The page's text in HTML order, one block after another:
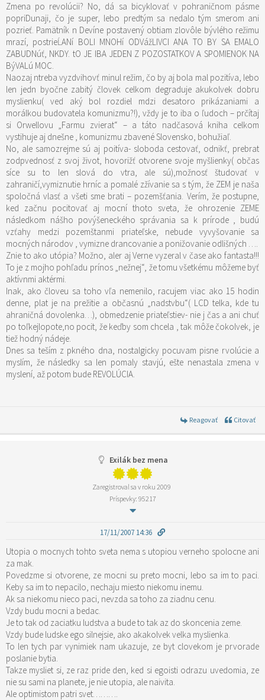
Zmena po revolúcii? No, dá sa bicyklovať v pohraničnom pásme
popriDunaji, čo je super, lebo predtým sa nedalo tým smerom ani
pozrieť. Pamätník n Devíne postavený obtiam zlovôle bývlého režimu
mrazí, postrieĹANí BOLI MNOHí ODVážLIVCI ANA TO BY SA EMALO
ZABUDNúť, NKDY. tO JE IBA JEDEN Z POZOSTATKOV A SPOMIENOK NA
BýVALú MOC.
Naozaj ntreba vyzdvihovť minul režim, čo by aj bola mal pozitíva, lebo
len jedn byočne zabitý človek celkom degraduje akukolvek dobru
myslienku( ved aký bol rozdiel mdzi desatoro prikázaniami a
morálkou budovatela komunizmu?!), vždy je to iba o ľudoch – prčítaj
si Orwellovu „Farmu zvierat“ – a táto nadčasová kniha celkom
vystihuje aj dnešne , komunizmu zbavené Slovensko, bohužiaľ.
No, ale samozrejme sú aj poitíva- sloboda cestovať, odnikť, prebrat
zodpvednosť z svoj život, hovorižť otvorene svoje myšlienky( občas
síce su to len slová do vtra, ale sú),možnosť študovať v
zahraničí,vymiznutie hrníc a pomalé zžívanie sa s tým, že ZEM je naša
spoločná vlasť a všeti sme brati – pozemšťania. Verím, že postupne,
ked začnu pocitovať aj mocní thoto sveta, že ohrozenie ZEME
následkom nášho povýšeneckého správania sa k prírode , budú
vzťahy medzi pozemštanmi priateľske, nebude vyvyšovanie sa
mocných národov , vymizne drancovanie a ponižovanie odlišných ….
Znie to ako utópia? Možno, aler aj Verne vyzeral v čase ako fantasta!!!
To je z mojho pohľadu prínos „nežnej“, že tomu všetkému môžeme byť
aktívnmi aktérmi.
Inak, ako človeu sa toho vľa nemenilo, racujem viac ako 15 hodin
denne, plat je na prežitie a občasnú „nadstvbu“( LCD telka, kde tu
ahraničná dovolenka…), obmedzenie priateľstiev- nie j čas a ani chuť
po toľkejlopote,no pocit, že keďby som chcela , tak môže čokolvek, je
tiež hodný nádeje.
Dnes sa teším z pkného dna, nostalgicky pocuvam pisne rvolúcie a
myslím, že následky sa len pomaly stavjú, ešte nenastala zmena v
myslení, až potom bude REVOLÚCIA.
Reagovať Citovať
Exilák bez mena
Zaregistroval sa v roku 2009
Príspevky: 95217
17/11/2007 14:36
Utopia o mocnych tohto sveta nema s utopiou verneho spolocne ani
za mak.
Povedzme si otvorene, ze mocni su preto mocni, lebo sa im to paci.
Keby sa im to nepacilo, nechaju miesto niekomu inemu.
Ak sa niekomu nieco paci, nevzda sa toho za ziadnu cenu.
Vzdy budu mocni a bedac.
Je to tak od zaciatku ludstva a bude to tak az do skoncenia zeme.
Vzdy bude ludske ego silnejsie, ako akakolvek velka myslienka.
To len tych par vynimiek nam ukazuje, ze byt clovekom je prvorade
poslanie bytia.
Takze mysliet si, ze raz pride den, ked si egoisti odrazu uvedomia, ze
nie su sami na planete, je nie utopia, ale naivita.
Ale optimistom patri svet……….